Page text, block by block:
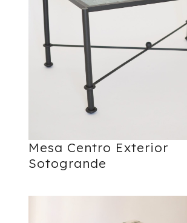
Mesa Centro Exterior
Sotogrande